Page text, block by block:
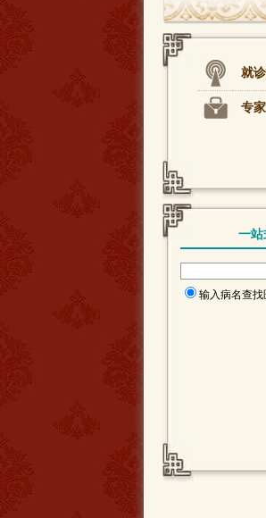
就
专
一站
输入病名查找